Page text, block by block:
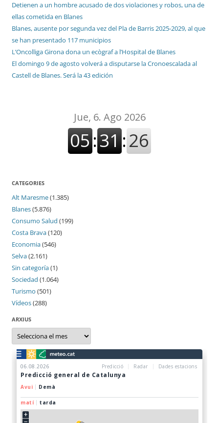
Detienen a un hombre acusado de dos violaciones y robos, una de
ellas cometida en Blanes
Blanes, ausente por segunda vez del Pla de Barris 2025-2029, al que
se han presentado 117 municipios
L’Oncolliga Girona dona un ecògraf a l’Hospital de Blanes
El domingo 9 de agosto volverá a disputarse la Cronoescalada al
Castell de Blanes. Será la 43 edición
CATEGORIES
Alt Maresme(1.385)
Blanes(5.876)
Consumo Salud (199)
Costa Brava(120)
Economia(546)
Selva(2.161)
Sin categoría(1)
Sociedad (1.064)
Turismo (501)
Vídeos(288)
ARXIUS
Arxius